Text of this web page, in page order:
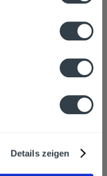
Details zeigen
sind, sind diese
20, 63834